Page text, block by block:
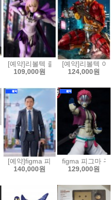
- 클루카이[4545784070420]
마 바니 슈트 플래닝 - 실버 배럴
[예약]리볼텍 클레이모어 - 클레
109,000원
[예약]리볼텍
124,000원
랜서/스카사하
피그마 플러스 플레이스테이
[예약]figma 피그마 고독한 미식
140,000원
figma 피그마
129,000원